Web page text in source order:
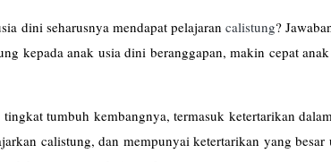
dini seharusnya mendapat pelajaran calistung?
kepada anak usia dini beranggapan, makin cepat
tumbuh kembangnya, termasuk ketertarikan
calistung, dan mempunyai ketertarikan yang